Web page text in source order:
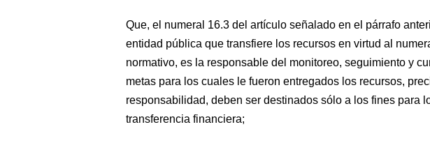
Que, el numeral 16.3 del artículo señalado en el párrafo
entidad pública que transfiere los recursos en virtud al
normativo, es la responsable del monitoreo, seguimiento y
metas para los cuales le fueron entregados los recursos,
responsabilidad, deben ser destinados sólo a los fines para
transferencia financiera;